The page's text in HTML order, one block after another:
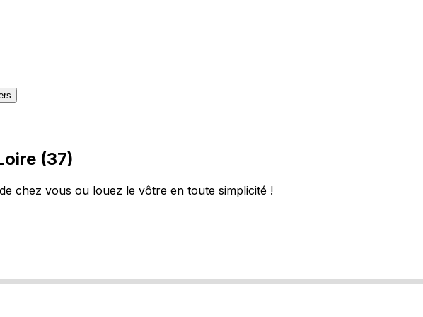
(37)
chez vous ou louez le vôtre en toute simplicité !